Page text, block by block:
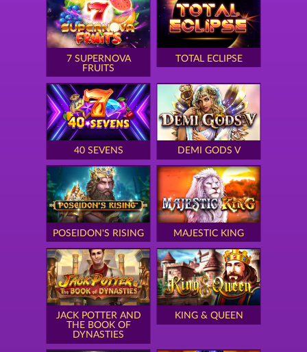
7 SUPERNOVA
FRUITS
TOTAL ECLIPSE
40 SEVENS DEMI GODS V
POSEIDON'S RISING MAJESTIC KING
JACK POTTER AND
THE BOOK OF
DYNASTIES
KING & QUEEN